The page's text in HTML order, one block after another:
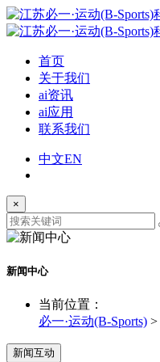
首页
关于我们
ai资讯
ai应用
联系我们
中文EN
×
新闻中心
当前位置：
必一·运动(B-Sports) >
新闻互动